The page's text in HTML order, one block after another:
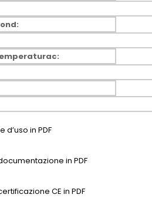
in PDF
in PDF
CE in PDF